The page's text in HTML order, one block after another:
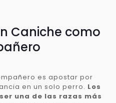
Caniche como
es apostar por
en un solo perro. Los
una de las razas más